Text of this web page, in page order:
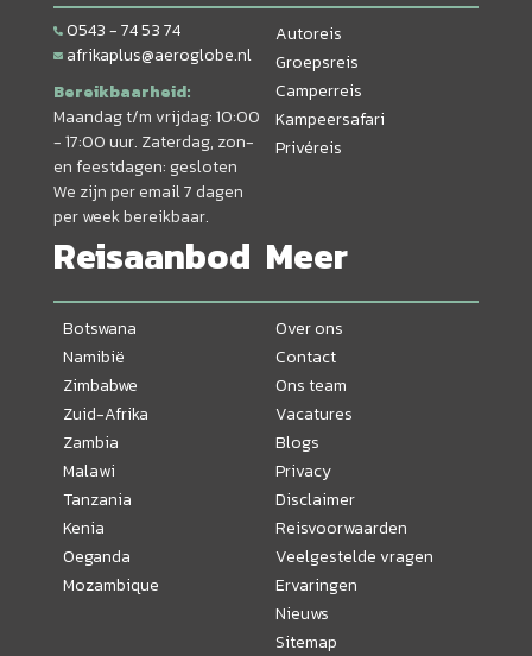
0543 - 74 53 74
afrikaplus@aeroglobe.nl
Bereikbaarheid:
Maandag t/m vrijdag: 10:00
- 17:00 uur. Zaterdag, zon-
en feestdagen: gesloten
We zijn per email 7 dagen
per week bereikbaar.
Autoreis
Groepsreis
Camperreis
Kampeersafari
Privéreis
Reisaanbod
Botswana
Namibië
Zimbabwe
Zuid-Afrika
Zambia
Malawi
Tanzania
Kenia
Oeganda
Mozambique
Meer
Over ons
Contact
Ons team
Vacatures
Blogs
Privacy
Disclaimer
Reisvoorwaarden
Veelgestelde vragen
Ervaringen
Nieuws
Sitemap